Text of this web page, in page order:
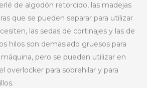
de algodón retorcido, las madejas
que se pueden separar para utilizar
las sedas de cortinajes y las de
hilos son demasiado gruesos para
máquina, pero se pueden utilizar en
overlocker para sobrehilar y para